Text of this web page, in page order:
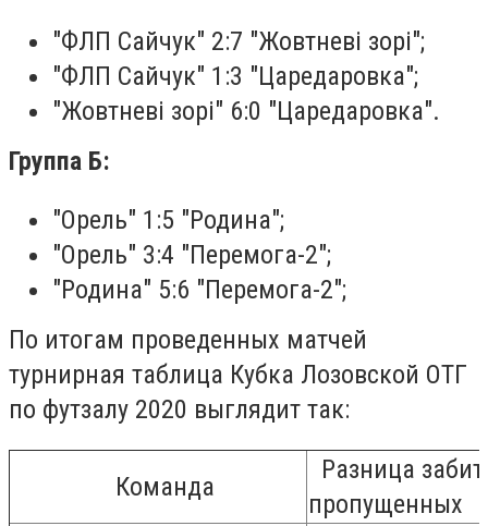
"ФЛП Сайчук" 2:7 "Жовтневі зорі";
"ФЛП Сайчук" 1:3 "Царедаровка";
"Жовтневі зорі" 6:0 "Царедаровка".
Группа Б:
"Орель" 1:5 "Родина";
"Орель" 3:4 "Перемога-2";
"Родина" 5:6 "Перемога-2";
По итогам проведенных матчей
турнирная таблица Кубка Лозовской ОТГ
по футзалу 2020 выглядит так:
Команда
Разница
пропущенных